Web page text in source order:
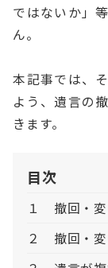
ではないか」
ん。
本記事では、
よう、遺言の
きます。
目次
１ 撤回・変
２ 撤回・変